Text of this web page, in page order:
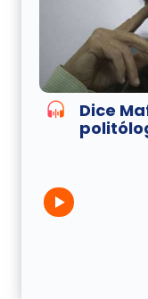
Dice